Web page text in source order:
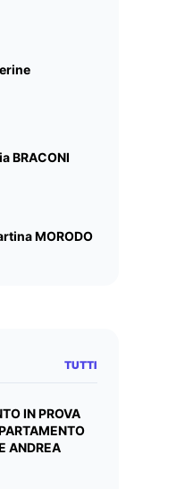
BRACONI
MORODO
TUTTI
IN PROVA
ANDREA